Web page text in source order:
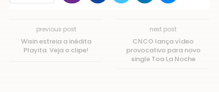
previous post
Wisin estreia a inédita
Playita. Veja o clipe!
next post
CNCO lança vídeo
provocativo para novo
single Toa La Noche